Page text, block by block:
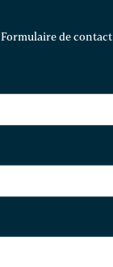
Formulaire de contact